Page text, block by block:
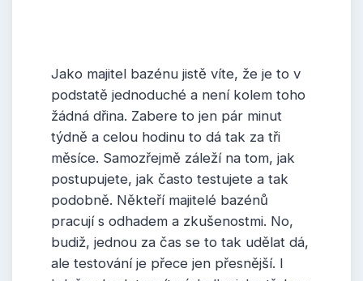
Jako majitel bazénu jistě víte, že je to v
podstatě jednoduché a není kolem toho
žádná dřina. Zabere to jen pár minut
týdně a celou hodinu to dá tak za tři
měsíce. Samozřejmě záleží na tom, jak
postupujete, jak často testujete a tak
podobně. Někteří majitelé bazénů
pracují s odhadem a zkušenostmi. No,
budiž, jednou za čas se to tak udělat dá,
ale testování je přece jen přesnější. I